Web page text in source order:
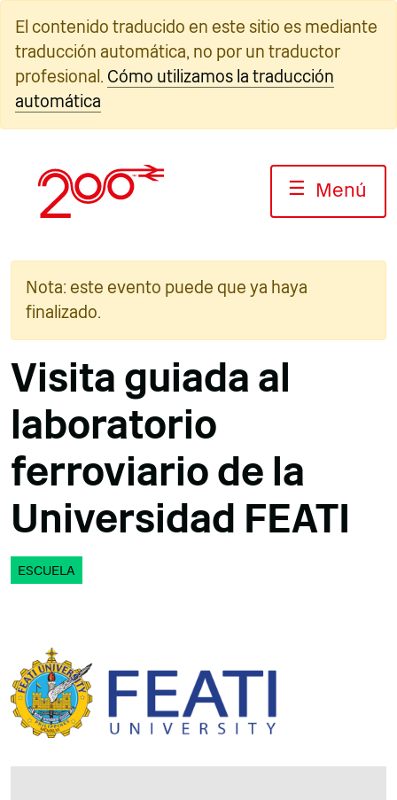
contenido
El contenido traducido en este sitio es mediante
traducción automática, no por un traductor
profesional. Cómo utilizamos la traducción
automática
☰ Menú
Nota: este evento puede que ya haya
finalizado.
Visita guiada al
laboratorio
ferroviario de la
Universidad FEATI
ESCUELA